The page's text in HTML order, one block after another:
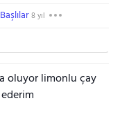
8 yıl
oluyor limonlu çay